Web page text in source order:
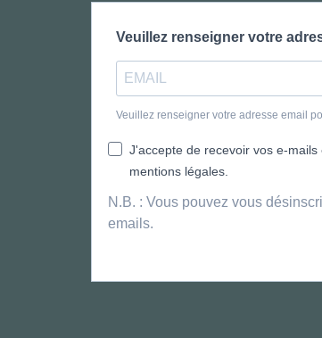
Veuillez renseigner votre
Veuillez renseigner votre adresse email
J'accepte de recevoir vos e-
mentions légales.
N.B. : Vous pouvez vous
emails.